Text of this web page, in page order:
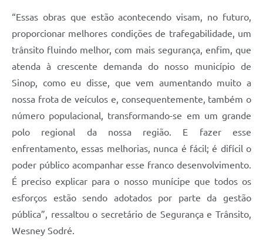
“Essas obras que estão acontecendo visam, no futuro,
proporcionar melhores condições de trafegabilidade, um
trânsito fluindo melhor, com mais segurança, enfim, que
atenda à crescente demanda do nosso município de
Sinop, como eu disse, que vem aumentando muito a
nossa frota de veículos e, consequentemente, também o
número populacional, transformando-se em um grande
polo regional da nossa região. E fazer esse
enfrentamento, essas melhorias, nunca é fácil; é difícil o
poder público acompanhar esse franco desenvolvimento.
É preciso explicar para o nosso munícipe que todos os
esforços estão sendo adotados por parte da gestão
pública”, ressaltou o secretário de Segurança e Trânsito,
Wesney Sodré.